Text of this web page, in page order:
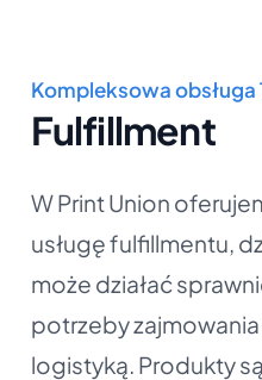
Kompleksowa obsługa
Fulfillment
W Print Union
usługę fulfillmentu,
może działać
potrzeby
logistyką. Produkty